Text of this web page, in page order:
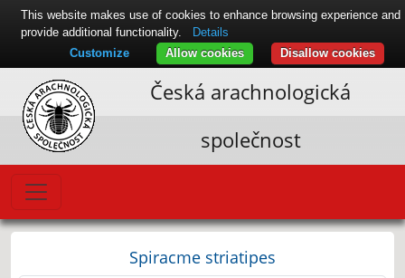
Česká arachnologická
společnost
Spiracme striatipes
This website makes use of cookies to enhance browsing experience and
provide additional functionality.
Details
Disallow cookies
Allow cookies
Customize